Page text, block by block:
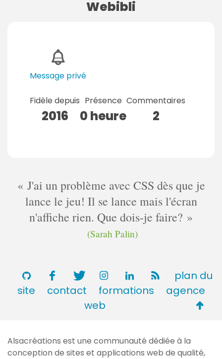
Webibli
Message privé
Fidèle depuis
2016
Présence
0 heure
Commentaires
2
J'ai un problème avec CSS dès que je
lance le jeu! Il se lance mais l'écran
n'affiche rien. Que dois-je faire?
(Sarah Palin)
plan du
site
contact formations
agence
web
de
Alsacréations est une communauté dédiée à la
conception de sites et applications web de qualité,